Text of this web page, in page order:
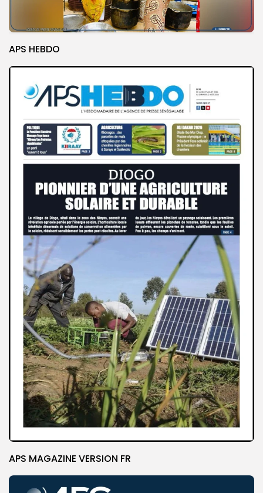
APS HEBDO
APS MAGAZINE VERSION FR